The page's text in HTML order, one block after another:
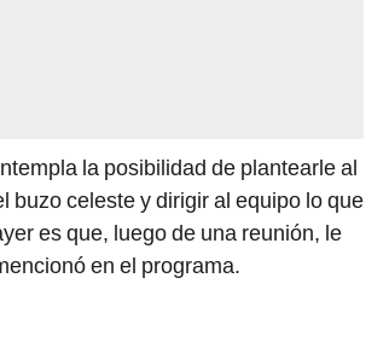
la posibilidad de plantearle al
buzo celeste y dirigir al equipo lo que
es que, luego de una reunión, le
en el programa.